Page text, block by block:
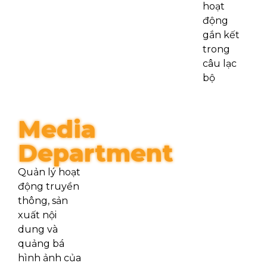
hoạt
động
gắn kết
trong
câu lạc
bộ
Media
Department
Quản lý hoạt
động truyền
thông, sản
xuất nội
dung và
quảng bá
hình ảnh của